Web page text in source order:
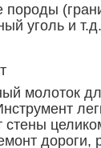
уголь и
молоток
стены
дороги,